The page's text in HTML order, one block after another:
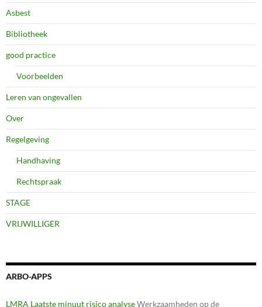
Asbest
Bibliotheek
good practice
Voorbeelden
Leren van ongevallen
Over
Regelgeving
Handhaving
Rechtspraak
STAGE
VRIJWILLIGER
ARBO-APPS
LMRA Laatste minuut risico analyseWerkzaamheden op de